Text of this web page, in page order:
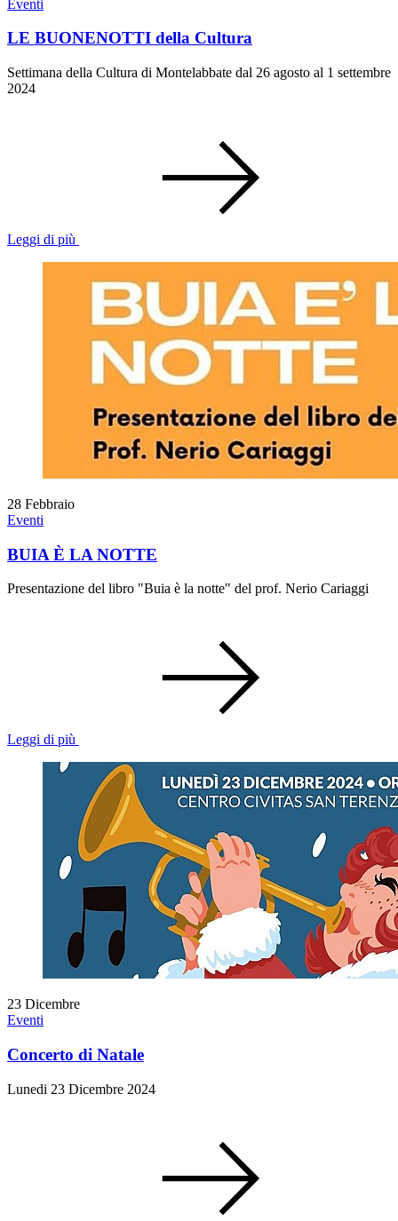
Eventi
LE BUONENOTTI della Cultura
Settimana della Cultura di Montelabbate dal 26 agosto al 1 settembre
2024
Leggi di più
28 Febbraio
Eventi
BUIA È LA NOTTE
Presentazione del libro "Buia è la notte" del prof. Nerio Cariaggi
Leggi di più
23 Dicembre
Eventi
Concerto di Natale
Lunedi 23 Dicembre 2024